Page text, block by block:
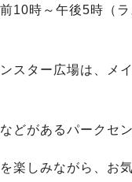
10時～午後5時（
スター広場は、メ
どがあるパークセ
楽しみながら、お